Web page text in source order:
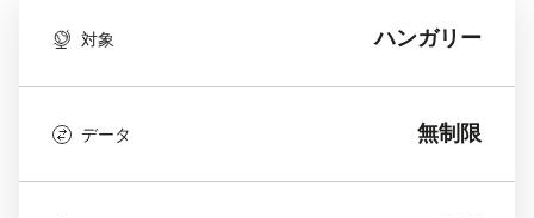
対象 ハンガリー
データ 無制限